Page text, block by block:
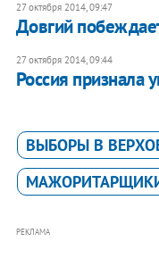
27 октября 2014, 09:47
Довгий
27 октября 2014, 09:44
Россия признала
ВЫБОРЫ В
РЕКЛАМА